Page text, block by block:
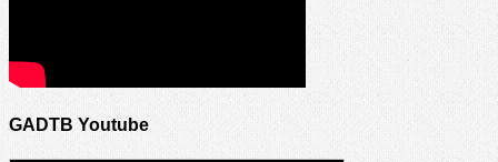
GADTB Youtube